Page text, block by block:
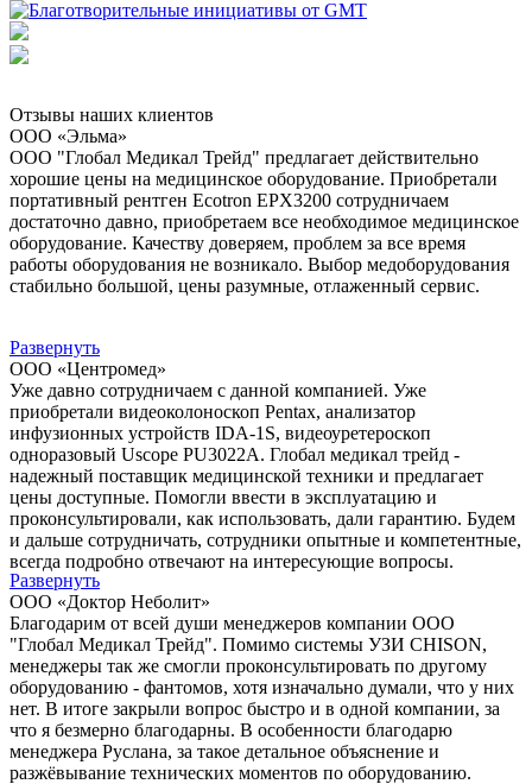
Отзывы наших клиентов
ООО «Эльма»
ООО "Глобал Медикал Трейд" предлагает действительно
хорошие цены на медицинское оборудование. Приобретали
портативный рентген Ecotron EPX3200 сотрудничаем
достаточно давно, приобретаем все необходимое медицинское
оборудование. Качеству доверяем, проблем за все время
работы оборудования не возникало. Выбор медоборудования
стабильно большой, цены разумные, отлаженный сервис.
Развернуть
ООО «Центромед»
Уже давно сотрудничаем с данной компанией. Уже
приобретали видеоколоноскоп Pentax, анализатор
инфузионных устройств IDA-1S, видеоуретероскоп
одноразовый Uscope PU3022A. Глобал медикал трейд -
надежный поставщик медицинской техники и предлагает
цены доступные. Помогли ввести в эксплуатацию и
проконсультировали, как использовать, дали гарантию. Будем
и дальше сотрудничать, сотрудники опытные и компетентные,
всегда подробно отвечают на интересующие вопросы.
Развернуть
ООО «Доктор Неболит»
Благодарим от всей души менеджеров компании ООО
"Глобал Медикал Трейд". Помимо системы УЗИ CHISON,
менеджеры так же смогли проконсультировать по другому
оборудованию - фантомов, хотя изначально думали, что у них
нет. В итоге закрыли вопрос быстро и в одной компании, за
что я безмерно благодарны. В особенности благодарю
менеджера Руслана, за такое детальное объяснение и
разжёвывание технических моментов по оборудованию.